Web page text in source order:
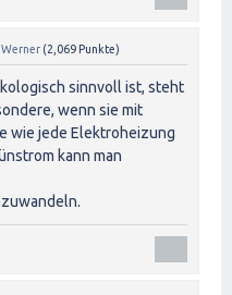
(2,069 Punkte)
sinnvoll ist, steht
wenn sie mit
wie jede Elektroheizung
kann man